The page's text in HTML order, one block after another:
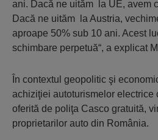
ani. Dacă ne uităm la UE, avem
Dacă ne uităm la Austria,
aproape 50% sub 10 ani. Acest
schimbare perpetuă“, a explicat
În contextul geopolitic şi
achiziţiei autoturismelor electrice
oferită de poliţa Casco gratuită,
proprietarilor auto din România.